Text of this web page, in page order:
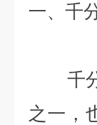
一、千
千分
之一，